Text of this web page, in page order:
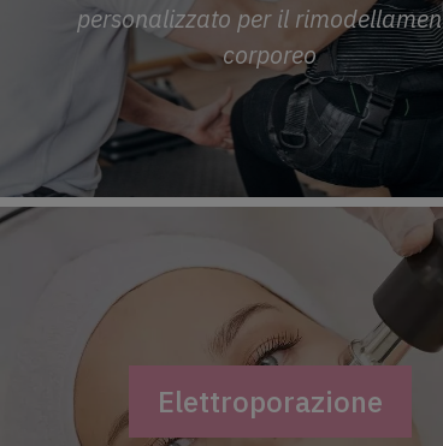
personalizzato per il
corporeo
Elettroporazione